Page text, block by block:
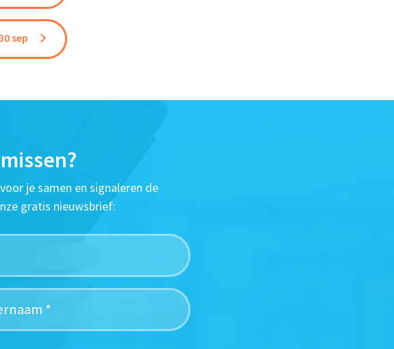
sep
je samen en signaleren de
gratis nieuwsbrief: